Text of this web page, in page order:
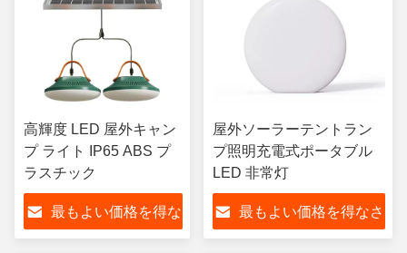
高輝度 LED 屋外キャン
プ ライト IP65 ABS プ
ラスチック
最もよい価格を得な
屋外ソーラーテントラン
プ照明充電式ポータブル
LED 非常灯
最もよい価格を得なさ